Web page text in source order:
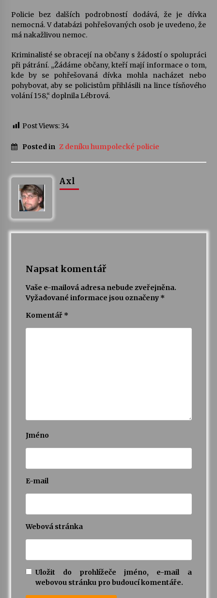
Petr Adamec – Malovaný svět
30. 6. 2026
Policie bez dalších podrobností dodává, že je dívka
nemocná. V databázi pohřešovaných osob je uvedeno, že
má nakažlivou nemoc.
Kriminalisté se obracejí na občany s žádostí o spolupráci
při pátrání. „Žádáme občany, kteří mají informace o tom,
kde by se pohřešovaná dívka mohla nacházet nebo
pohybovat, aby se policistům přihlásili na lince tísňového
volání 158,“ doplnila Lébrová.
Post Views:34
Posted in Z deníku humpolecké policie
Axl
Napsat komentář
Vaše e-mailová adresa nebude zveřejněna.
Vyžadované informace jsou označeny *
Komentář *
Jméno
E-mail
Webová stránka
Uložit do prohlížeče jméno, e-mail a
webovou stránku pro budoucí komentáře.